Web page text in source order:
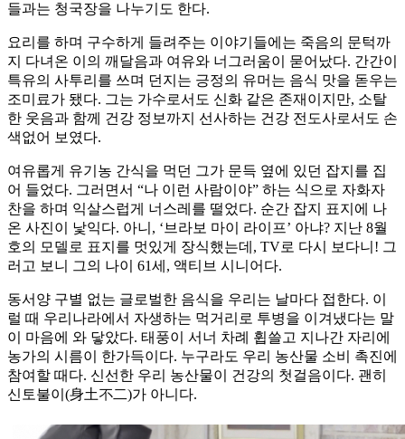
들과는 청국장을 나누기도 한다.
요리를 하며 구수하게 들려주는 이야기들에는 죽음의 문턱까
지 다녀온 이의 깨달음과 여유와 너그러움이 묻어났다. 간간이
특유의 사투리를 쓰며 던지는 긍정의 유머는 음식 맛을 돋우는
조미료가 됐다. 그는 가수로서도 신화 같은 존재이지만, 소탈
한 웃음과 함께 건강 정보까지 선사하는 건강 전도사로서도 손
색없어 보였다.
여유롭게 유기농 간식을 먹던 그가 문득 옆에 있던 잡지를 집
어 들었다. 그러면서 “나 이런 사람이야” 하는 식으로 자화자
찬을 하며 익살스럽게 너스레를 떨었다. 순간 잡지 표지에 나
온 사진이 낯익다. 아니, ‘브라보 마이 라이프’ 아냐? 지난 8월
호의 모델로 표지를 멋있게 장식했는데, TV로 다시 보다니! 그
러고 보니 그의 나이 61세, 액티브 시니어다.
동서양 구별 없는 글로벌한 음식을 우리는 날마다 접한다. 이
럴 때 우리나라에서 자생하는 먹거리로 투병을 이겨냈다는 말
이 마음에 와 닿았다. 태풍이 서너 차례 휩쓸고 지나간 자리에
농가의 시름이 한가득이다. 누구라도 우리 농산물 소비 촉진에
참여할 때다. 신선한 우리 농산물이 건강의 첫걸음이다. 괜히
신토불이(身土不二)가 아니다.